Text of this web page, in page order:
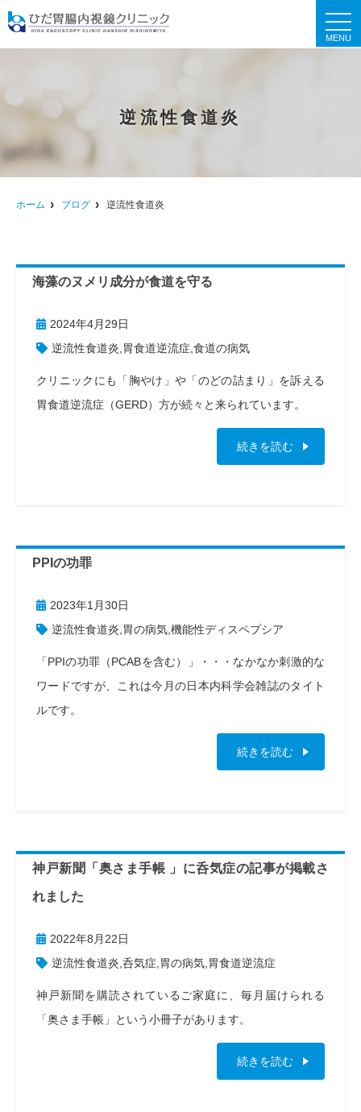
t
o
g
i
逆流性食道炎
ホーム ブログ 逆流性食道炎
海藻のヌメリ成分が食道を守る
2024年4月29日
逆流性食道炎 胃食道逆流症 食道の病気
クリニックにも「胸やけ」や「のどの詰まり」を訴える
胃食道逆流症（GERD）方が続々と来られています。
続きを読む
PPIの功罪
2023年1月30日
逆流性食道炎 胃の病気 機能性ディスペプシア
「PPIの功罪（PCABを含む）」・・・なかなか刺激的な
ワードですが、これは今月の日本内科学会雑誌のタイト
ルです。
続きを読む
神戸新聞「奥さま手帳 」に呑気症の記事が掲載さ
れました
2022年8月22日
逆流性食道炎 呑気症 胃の病気 胃食道逆流症
神戸新聞を購読されているご家庭に、毎月届けられる
「奥さま手帳」という小冊子があります。
続きを読む